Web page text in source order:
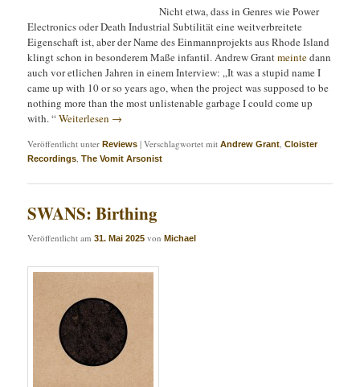
Nicht etwa, dass in Genres wie Power
Electronics oder Death Industrial Subtilität eine weitverbreitete
Eigenschaft ist, aber der Name des Einmannprojekts aus Rhode Island
klingt schon in besonderem Maße infantil. Andrew Grantmeintedann
auch vor etlichen Jahren in einem Interview: „It was a stupid name I
came up with 10 or so years ago, when the project was supposed to be
nothing more than the most unlistenable garbage I could come up
with. “Weiterlesen →
Veröffentlicht unter Reviews |Verschlagwortet mit Andrew Grant,Cloister
Recordings,The Vomit Arsonist
SWANS: Birthing
Veröffentlicht am31. Mai 2025 vonMichael